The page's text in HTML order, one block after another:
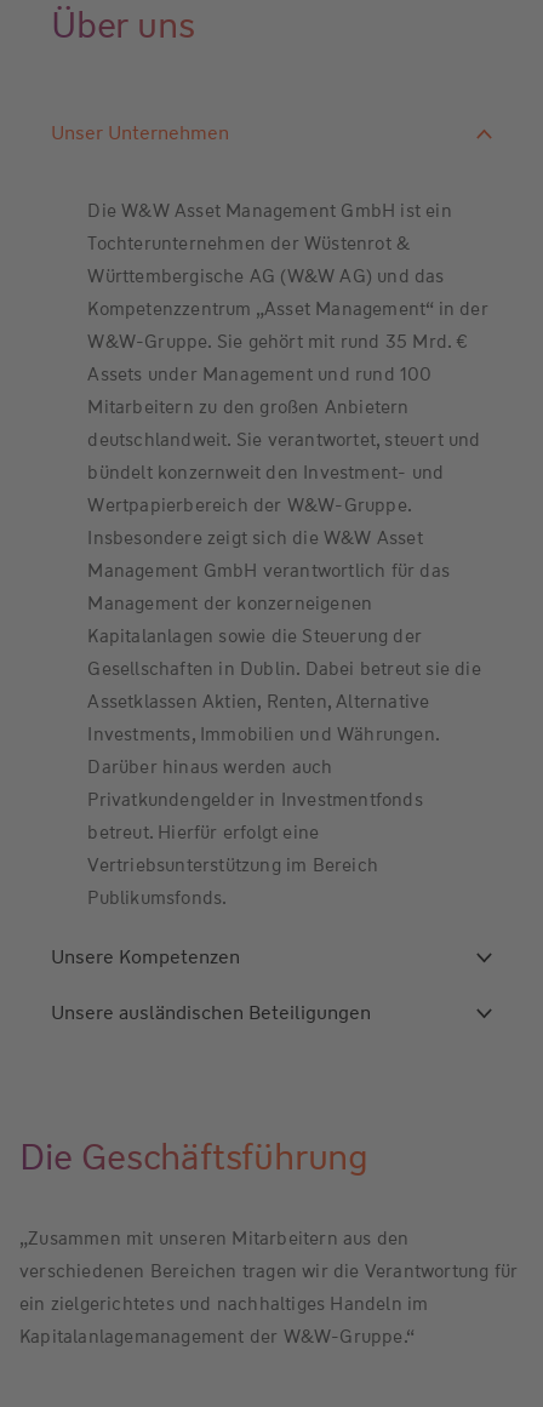
Über uns
Unser Unternehmen
Die W&W Asset Management GmbH ist ein
Tochterunternehmen der Wüstenrot &
Württembergische AG (W&W AG) und das
Kompetenzzentrum „Asset Management“ in der
W&W-Gruppe. Sie gehört mit rund 35 Mrd. €
Assets under Management und rund 100
Mitarbeitern zu den großen Anbietern
deutschlandweit. Sie verantwortet, steuert und
bündelt konzernweit den Investment- und
Wertpapierbereich der W&W-Gruppe.
Insbesondere zeigt sich die W&W Asset
Management GmbH verantwortlich für das
Management der konzerneigenen
Kapitalanlagen sowie die Steuerung der
Gesellschaften in Dublin. Dabei betreut sie die
Assetklassen Aktien, Renten, Alternative
Investments, Immobilien und Währungen.
Darüber hinaus werden auch
Privatkundengelder in Investmentfonds
betreut. Hierfür erfolgt eine
Vertriebsunterstützung im Bereich
Publikumsfonds.
Unsere Kompetenzen
Unsere ausländischen Beteiligungen
Die Geschäfts­­führung
„Zusammen mit unseren Mitarbeitern aus den
verschiedenen Bereichen tragen wir die Verantwortung für
ein zielgerichtetes und nachhaltiges Handeln im
Kapitalanlagemanagement der W&W-Gruppe.“